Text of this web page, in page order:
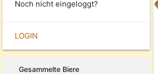
Noch nicht eingeloggt?
LOGIN
Gesammelte Biere